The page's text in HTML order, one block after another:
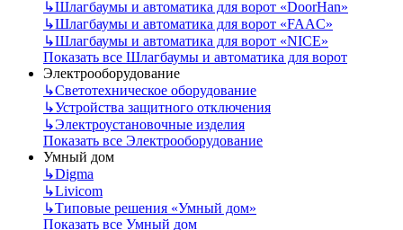
↳Шлагбаумы и автоматика для ворот «DoorHan»
↳Шлагбаумы и автоматика для ворот «FAAC»
↳Шлагбаумы и автоматика для ворот «NICE»
Показать все Шлагбаумы и автоматика для ворот
Электрооборудование
↳Светотехническое оборудование
↳Устройства защитного отключения
↳Электроустановочные изделия
Показать все Электрооборудование
Умный дом
↳Digma
↳Livicom
↳Типовые решения «Умный дом»
Показать все Умный дом